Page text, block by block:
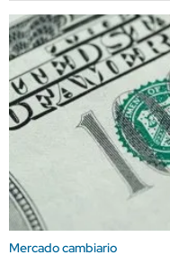
Mercado cambiario